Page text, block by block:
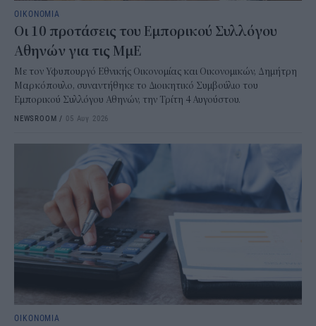
ΟΙΚΟΝΟΜΙΑ
Οι 10 προτάσεις του Εμπορικού Συλλόγου
Αθηνών για τις ΜμΕ
Με τον Υφυπουργό Εθνικής Οικονομίας και Οικονομικών, Δημήτρη
Μαρκόπουλο, συναντήθηκε το Διοικητικό Συμβούλιο του
Εμπορικού Συλλόγου Αθηνών, την Τρίτη 4 Αυγούστου.
NEWSROOM / 05 Αυγ 2026
ΟΙΚΟΝΟΜΙΑ